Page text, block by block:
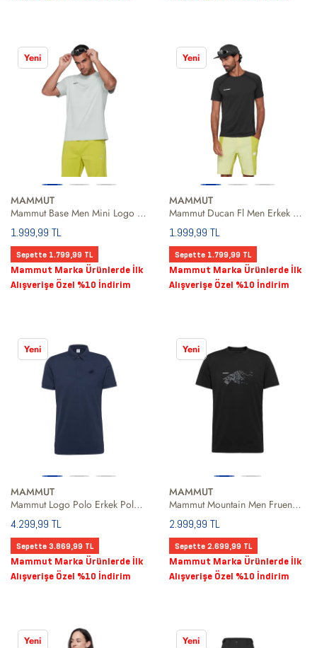
Yeni
MAMMUT
Mammut Base Men Mini Logo Erkek Beyaz Tişört
1.999,99 TL
Sepette 1.799,99 TL
Mammut Marka Ürünlerde İlk
Alışverişe Özel %10 İndirim
Yeni
MAMMUT
Mammut Ducan Fl Men Erkek Siyah Tişört
1.999,99 TL
Sepette 1.799,99 TL
Mammut Marka Ürünlerde İlk
Alışverişe Özel %10 İndirim
Yeni
MAMMUT
Mammut Logo Polo Erkek Polo Tişört
4.299,99 TL
Sepette 3.869,99 TL
Mammut Marka Ürünlerde İlk
Alışverişe Özel %10 İndirim
Yeni
MAMMUT
Mammut Mountain Men Fruendenhorn Erkek Siyah Tişört
2.999,99 TL
Sepette 2.699,99 TL
Mammut Marka Ürünlerde İlk
Alışverişe Özel %10 İndirim
Yeni Yeni